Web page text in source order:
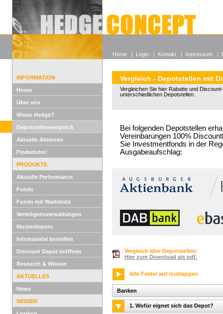
Alle
Wieso
INFORMATION
Home
Über uns
Wieso Hedge?
Depotstellenvergleich
Aktuelle Aktionen
Finderlohn!
PRODUKTE
Aktuelle Performance
Fonds
Fonds mit Warteliste
Vermögensverwaltungen
Musterdepots
Infomaterial bestellen
Discount Depot eröffnen
Research & Wissen
AKTUELLES
News
WISSEN
Vergleich - Depotstellen mit
Vergleichen Sie hier Rabatte und
unterschiedlichen Depotstellen.
Bei folgenden Depotstellen
Vereinbarungen 100%
Sie Investmentfonds in der
Ausgabeaufschlag:
Vergleich aller Depotstellen:
Hier zum Download als pdf.
Alle Felder auf-/zuklappen
Banken
1. Wofür eignet sich das Depot?
Home | Login | Kontakt | Impressum |